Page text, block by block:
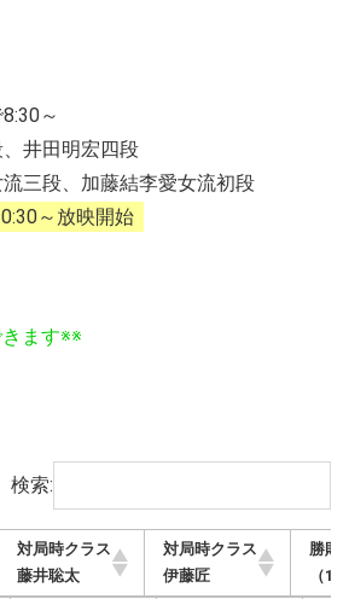
～
井田明宏四段
三段、加藤結李愛女流初段
～放映開始
ます※※
検索:
対局時クラス
藤井聡太
対局時クラス
伊藤匠
勝敗
（